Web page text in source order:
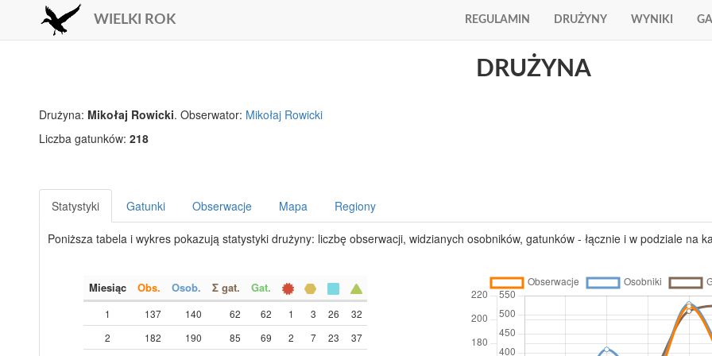
WIELKI ROK REGULAMIN DRUŻYNY WYNIKI
DRUŻYNA
Drużyna: Mikołaj Rowicki. Obserwator: Mikołaj Rowicki
Liczba gatunków: 218
Statystyki Gatunki Obserwacje Mapa Regiony
Poniższa tabela i wykres pokazują statystyki drużyny: liczbę obserwacji, widzianych osobników, gatunków - łącznie i w podziale na
Miesiąc Obs. Osob. Σ gat. Gat.
1 137 140 62 62 1 3 26
32
2
182 190 85 69 2 7 23
37